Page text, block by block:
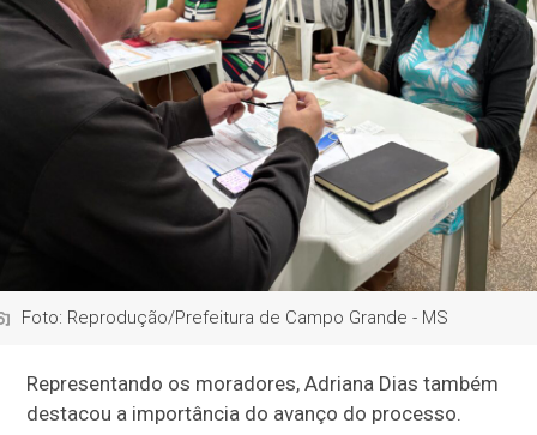
Foto: Reprodução/Prefeitura de Campo Grande - MS
Representando os moradores, Adriana Dias também
destacou a importância do avanço do processo.